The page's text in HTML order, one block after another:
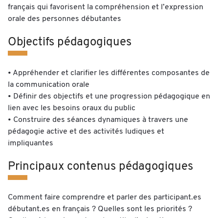
français qui favorisent la compréhension et l’expression
orale des personnes débutantes
Objectifs pédagogiques
• Appréhender et clarifier les différentes composantes de
la communication orale
• Définir des objectifs et une progression pédagogique en
lien avec les besoins oraux du public
• Construire des séances dynamiques à travers une
pédagogie active et des activités ludiques et
impliquantes
Principaux contenus pédagogiques
Comment faire comprendre et parler des participant.es
débutant.es en français ? Quelles sont les priorités ?